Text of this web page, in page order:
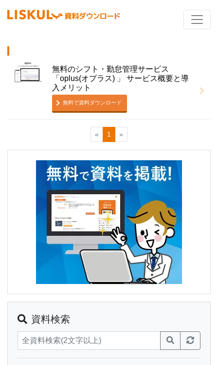
無料のシフト・勤怠管理サービス
「oplus(オプラス) 」 サービス概要と導
入メリット
無料で資料ダウンロード
« 1 »
資料検索